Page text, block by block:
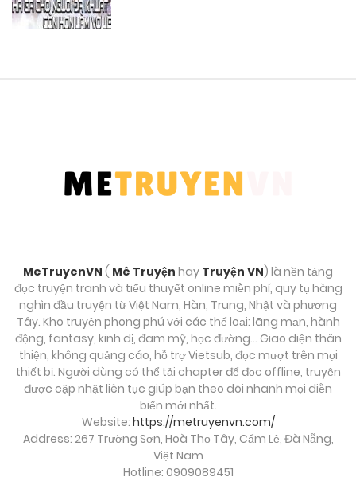
Chương 97
Tháng 8 30, 2025
Chương 93
Tháng 8 30, 2025
Chương 92
Tháng 8 30, 2025
Tháng 8 30, 2025
MeTruyenVN ( Mê Truyện hay Truyện VN) là nền tảng
đọc truyện tranh và tiểu thuyết online miễn phí, quy tụ hàng
nghìn đầu truyện từ Việt Nam, Hàn, Trung, Nhật và phương
Tây. Kho truyện phong phú với các thể loại: lãng mạn, hành
động, fantasy, kinh dị, đam mỹ, học đường… Giao diện thân
thiện, không quảng cáo, hỗ trợ Vietsub, đọc mượt trên mọi
thiết bị. Người dùng có thể tải chapter để đọc offline, truyện
được cập nhật liên tục giúp bạn theo dõi nhanh mọi diễn
biến mới nhất.
Website: https://metruyenvn.com/
Address: 267 Trường Sơn, Hoà Thọ Tây, Cẩm Lệ, Đà Nẵng,
Việt Nam
Hotline: 0909089451